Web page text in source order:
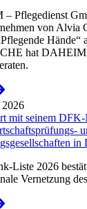
Pflegedienst
von Alvia
Hände“
hat DAHEIM
2026
mit seinem
in
Liste 2026
Vernetzung